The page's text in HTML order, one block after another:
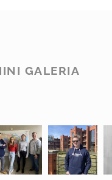
GALERIA